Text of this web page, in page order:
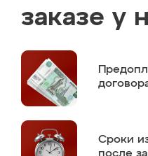
заказе у
Сроки
после